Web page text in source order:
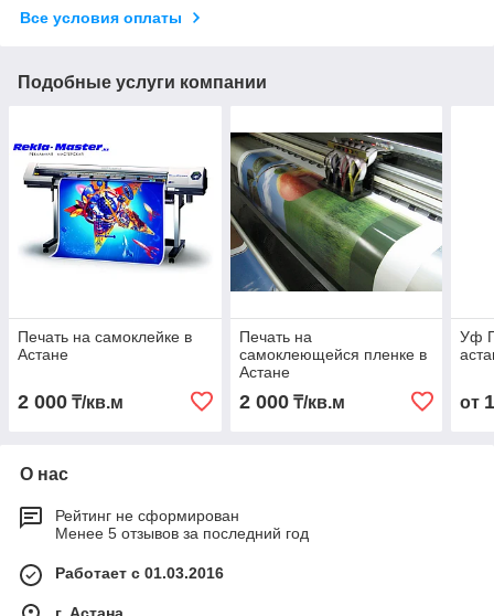
Все условия оплаты
Подобные услуги компании
Печать на самоклейке в
Астане
2 000 ₸/кв.м
Печать на
самоклеющейся пленке в
Астане
2 000₸/кв.м
Уф
от
О нас
Рейтинг не сформирован
Менее 5 отзывов за последний год
Работает с 01.03.2016